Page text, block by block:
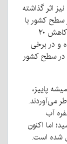
اثر گذاشته
سطح کشور با
حدود ۲۰ درصد کاهش بارش روبرو بوده‌ایم. این کاهش ۲۰
نقاط ۵۰ درصد بوده و در برخی
در سطح کشور
پاییز،
می‌آوردند.
آب
اما اکنون
شده است.